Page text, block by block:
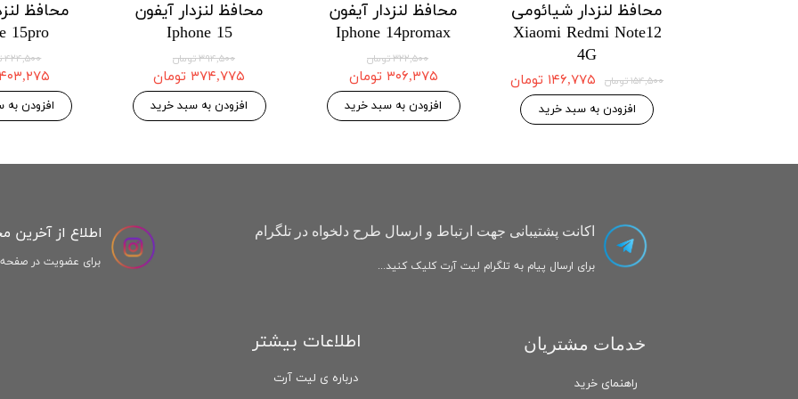
محافظ
X9a
افزودن به
محافظ لنزدار هواوی
Huawei Honor X8a
۱۲۱,۱۲۵ تومان
افزودن به سبد خرید
محافظ لنزدار هواوی
Huawei Honor X7a
اتمام موجودی
محافظ لنزدار شیائومی
Xiaomi Poco X5pro
5G/Redmi Note 12pro
5g
۱۵۴,۵۰۰ تومان ۱۴۶,۷۷۵ تومان
راهنمای خرید
خدمات مشتریان
اکانت پشتیبانی جهت ارتباط و ارسال طرح دلخواه در تلگرام
برای ارسال پیام به تلگرام لیت آرت کلیک کنید...
اطلاعات بیشتر
درباره ی لیت آرت
اطلاع از
برای عضویت در صفحه